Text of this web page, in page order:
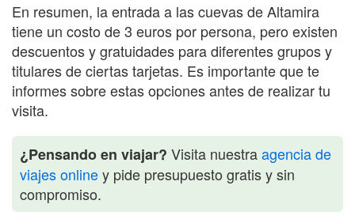
En resumen, la entrada a las cuevas de Altamira
tiene un costo de 3 euros por persona, pero existen
descuentos y gratuidades para diferentes grupos y
titulares de ciertas tarjetas. Es importante que te
informes sobre estas opciones antes de realizar tu
visita.
¿Pensando en viajar? Visita nuestraagencia de
viajes onliney pide presupuesto gratis y sin
compromiso.